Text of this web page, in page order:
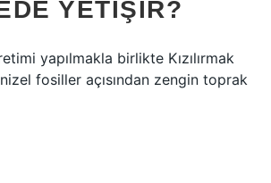
YETIŞIR?
yapılmakla birlikte Kızılırmak
fosiller açısından zengin toprak